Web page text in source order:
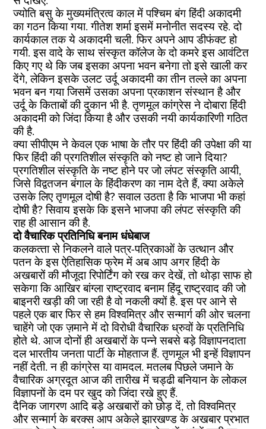
ज्‍योति बसु के मुख्‍यमंत्रित्‍व काल में पश्चिम बंग हिंदी अकादमी
का गठन किया गया. गीतेश शर्मा इसमें मनोनीत सदस्‍य रहे. दो
कार्यकाल तक ये अकादमी चली. फिर अपने आप डीफंक्‍ट हो
गयी. इस वादे के साथ संस्‍कृत कॉलेज के दो कमरे इस आवंटित
किए गए थे कि जब इसका अपना भवन बनेगा तो इसे खाली कर
देंगे, लेकिन इसके उलट उर्दू अकादमी का तीन तल्‍ले का अपना
भवन बन गया जिसमें उसका अपना प्रकाशन संस्‍थान है और
उर्दू के किताबों की दुकान भी है. तृणमूल कांग्रेस ने दोबारा हिंदी
अकादमी को जिंदा किया है और उसकी नयी कार्यकारिणी गठित
की है.
क्‍या सीपीएम ने केवल एक भाषा के तौर पर हिंदी की उपेक्षा की या
फिर हिंदी की प्रगतिशील संस्‍कृति को नष्‍ट हो जाने दिया?
प्रगतिशील संस्‍कृति के नष्‍ट होने पर जो लंपट संस्‍कृति आयी,
जिसे विद्वतजन बंगाल के हिंदीकरण का नाम देते हैं, क्‍या अकेले
उसके लिए तृणमूल दोषी है? सवाल उठता है कि भाजपा भी कहां
दोषी है? सिवाय इसके कि इसने भाजपा की लंपट संस्‍कृति की
राह ही आसान की है.
दो वैचारिक प्रतिनिधि बनाम धंधेबाज
कलकत्‍ता से निकलने वाले पत्र-पत्रिकाओं के उत्‍थान और
पतन के इस ऐतिहासिक फ्रेम में अब आप अगर हिंदी के
अखबारों की मौजूदा रिपोर्टिंग को रख कर देखें, तो थोड़ा साफ हो
सकेगा कि आखिर बांग्‍ला राष्‍ट्रवाद बनाम हिंदू राष्‍ट्रवाद की जो
बाइनरी खड़ी की जा रही है वो नकली क्‍यों है. इस पर आने से
पहले एक बार फिर से हम विश्‍वमित्र और सन्‍मार्ग की ओर चलना
चाहेंगे जो एक ज़माने में दो विरोधी वैचारिक ध्रुवों के प्रतिनिधि
होते थे. आज दोनों ही अखबारों के पन्‍ने सबसे बड़े विज्ञापनदाता
दल भारतीय जनता पार्टी के मोहताज हैं. तृणमूल भी इन्‍हें विज्ञापन
नहीं देती. न ही कांग्रेस या वामदल. मतलब पिछले जमाने के
वैचारिक अग्रदूत आज की तारीख में चड्ढी बनियान के लोकल
विज्ञापनों के दम पर खुद को जिंदा रखे हुए हैं.
दैनिक जागरण आदि बड़े अखबारों को छोड़ दें, तो विश्‍वमित्र
और सन्‍मार्ग के बरक्‍स आप अकेले झारखण्‍ड के अखबार प्रभात